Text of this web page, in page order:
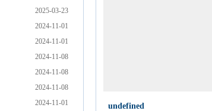
2025-03-23
2024-11-01
2024-11-01
2024-11-08
2024-11-08
2024-11-08
2024-11-01 undefined